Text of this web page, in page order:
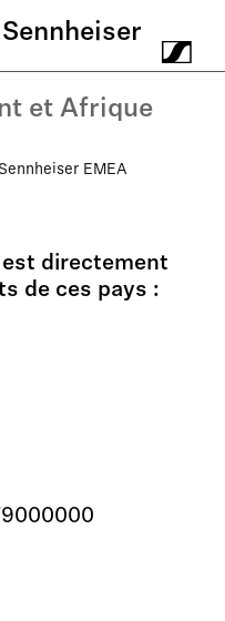
et Afrique
EMEA
est directement
de ces pays :